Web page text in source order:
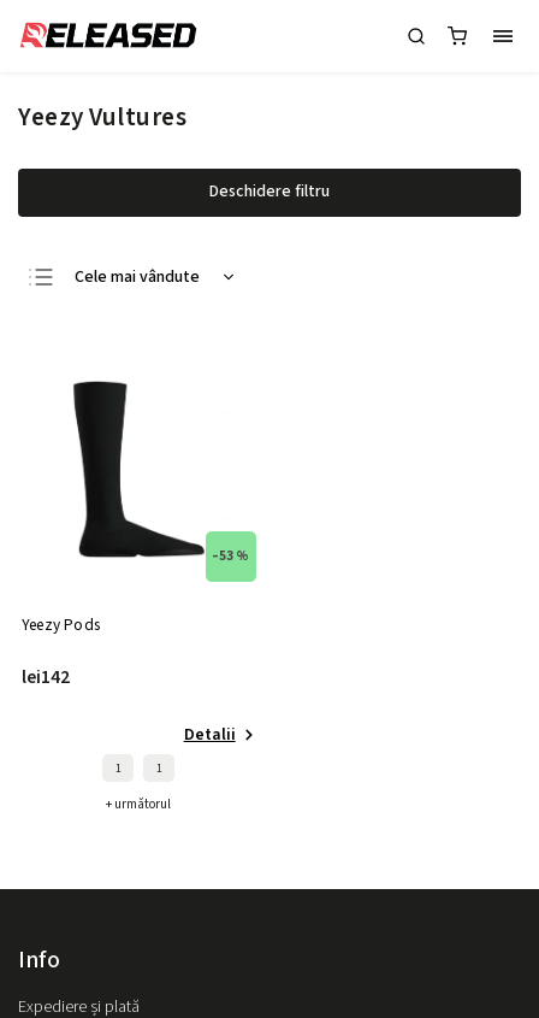
Yeezy Vultures
Deschidere filtru
Cele mai vândute
Alfabetic
–53 %
Yeezy Pods
lei142
Detalii
1 1
+ următorul
Info
Expediere și plată